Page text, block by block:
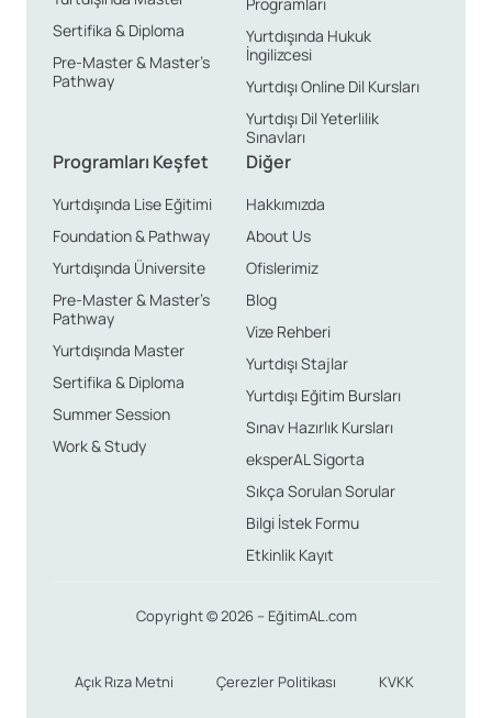
Sertifika & Diploma
Pre-Master & Master’s
Pathway
Yurtdışında Hukuk
İngilizcesi
Yurtdışı Online Dil Kursları
Yurtdışı Dil Yeterlilik
Sınavları
Programları Keşfet
Yurtdışında Lise Eğitimi
Foundation & Pathway
Yurtdışında Üniversite
Pre-Master & Master’s
Pathway
Yurtdışında Master
Sertifika & Diploma
Summer Session
Work & Study
Diğer
Hakkımızda
About Us
Ofislerimiz
Blog
Vize Rehberi
Yurtdışı Stajlar
Yurtdışı Eğitim Bursları
Sınav Hazırlık Kursları
eksperAL Sigorta
Sıkça Sorulan Sorular
Bilgi İstek Formu
Etkinlik Kayıt
Copyright © 2026 – EğitimAL.com
Açık Rıza Metni Çerezler Politikası KVKK